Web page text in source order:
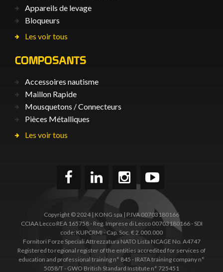
Appareils de levage
Bloqueurs
Les voir tous
COMPOSANTS
Accessoires nautisme
Maillon Rapide
Mousquetons / Connecteurs
Pièces Métalliques
Les voir tous
Copyright © 2024 | KONG spa | P.IVA 00703180166
CCIAA Lecco REA 165758 - Reg. Imprese di Lecco 00703180166 - SDI
code: KUPCRMI - Cap. Soc. € 2.000.000
Fornitori Forze Speciali Attrezzatura NATO Lista NCAGE No. A4747
Registered to regional register of the entities accredited for services of
education and professional training n° 845 - IRATA training company n°
5058/T - GWO British Standard Institute n° 725451